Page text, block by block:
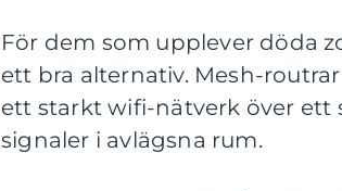
För dem som upplever döda
ett bra alternativ. Mesh-
ett starkt wifi-nätverk över ett
signaler i avlägsna rum.